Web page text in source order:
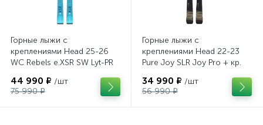
Горные лыжи с
креплениями Head 25-26
WC Rebels e.XSR SW Lyt-PR
(100943)
44 990 ₽ /шт
75 990 ₽
Горные лыжи с
креплениями Head 22-23
Pure Joy SLR Joy Pro + кр.
(100953)
34 990 ₽ /шт
56 990 ₽